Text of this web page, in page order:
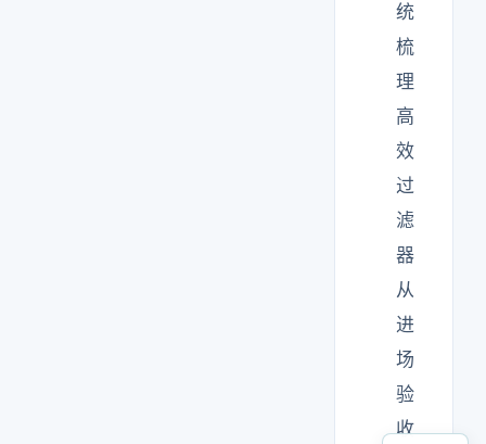
统
梳
理
高
效
过
滤
器
从
进
场
验
收